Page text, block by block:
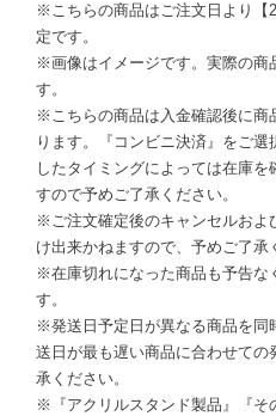
※こちらの商品はご注文日より【
定です。
※画像はイメージです。実際の商
す。
※こちらの商品は入金確認後に商
ります。『コンビニ決済』をご
したタイミングによっては在庫を
すので予めご了承ください。
※ご注文確定後のキャンセルおよ
け出来かねますので、予めご了承
※在庫切れになった商品も予告な
す。
※発送日予定日が異なる商品を同
送日が最も遅い商品に合わせての
承ください。
※『アクリルスタンド製品』『そ